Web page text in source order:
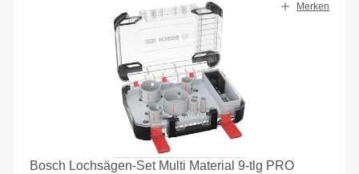
Merken
Bosch Lochsägen-Set Multi Material 9-tlg PRO